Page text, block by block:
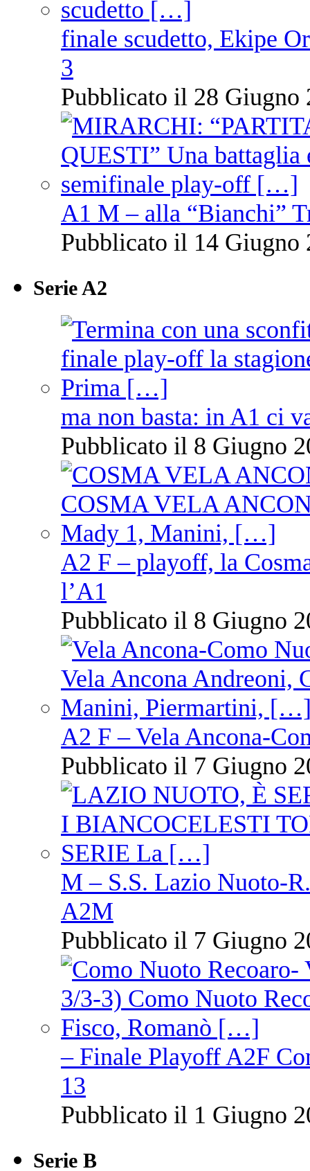
finale scudetto, Ekipe
3
Pubblicato il 28 Giugno
A1 M – alla “Bianchi”
Pubblicato il 14 Giugno
Serie A2
ma non basta: in A1 ci
Pubblicato il 8 Giugno
A2 F – playoff, la
l’A1
Pubblicato il 8 Giugno
A2 F – Vela Ancona-
Pubblicato il 7 Giugno
M – S.S. Lazio Nuoto-
A2M
Pubblicato il 7 Giugno
– Finale Playoff A2F
13
Pubblicato il 1 Giugno
Serie B